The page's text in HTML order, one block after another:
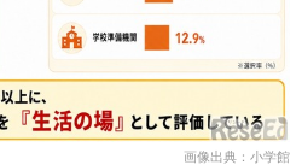
画像出典：小学館